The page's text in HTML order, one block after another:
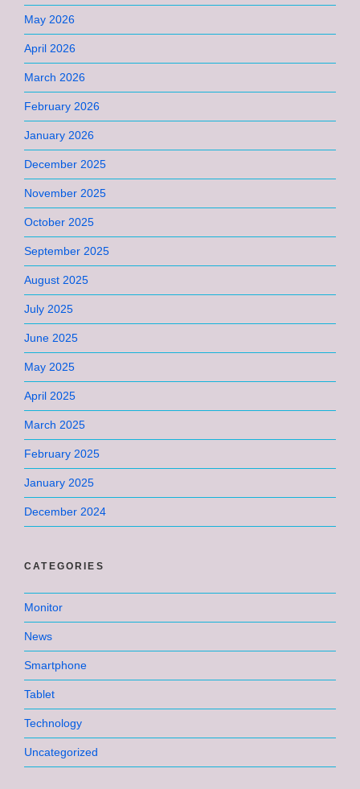
May 2026
April 2026
March 2026
February 2026
January 2026
December 2025
November 2025
October 2025
September 2025
August 2025
July 2025
June 2025
May 2025
April 2025
March 2025
February 2025
January 2025
December 2024
CATEGORIES
Monitor
News
Smartphone
Tablet
Technology
Uncategorized